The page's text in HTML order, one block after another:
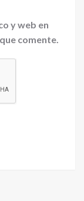
y web en
comente.